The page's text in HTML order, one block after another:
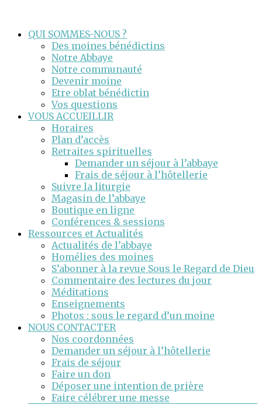
QUI SOMMES-NOUS ?
Des moines bénédictins
Notre Abbaye
Notre communauté
Devenir moine
Etre oblat bénédictin
Vos questions
VOUS ACCUEILLIR
Horaires
Plan d’accès
Retraites spirituelles
Demander un séjour à l’abbaye
Frais de séjour à l’hôtellerie
Suivre la liturgie
Magasin de l’abbaye
Boutique en ligne
Conférences & sessions
Ressources et Actualités
Actualités de l’abbaye
Homélies des moines
S’abonner à la revue Sous le Regard de Dieu
Commentaire des lectures du jour
Méditations
Enseignements
Photos : sous le regard d’un moine
NOUS CONTACTER
Nos coordonnées
Demander un séjour à l’hôtellerie
Frais de séjour
Faire un don
Déposer une intention de prière
Faire célébrer une messe